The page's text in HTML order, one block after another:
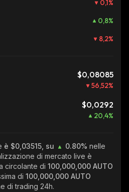
0,1%
0,8%
8,2%
$0,08085
56,52%
$0,0292
20,4%
è $0,03515, su 0.80% nelle
di mercato live è
circolante di 100,000,000 AUTO
di 100,000,000 AUTO
di trading 24h.